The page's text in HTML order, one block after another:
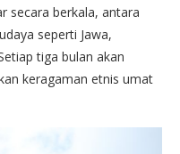
secara berkala, antara
seperti Jawa,
tiga bulan akan
keragaman etnis umat